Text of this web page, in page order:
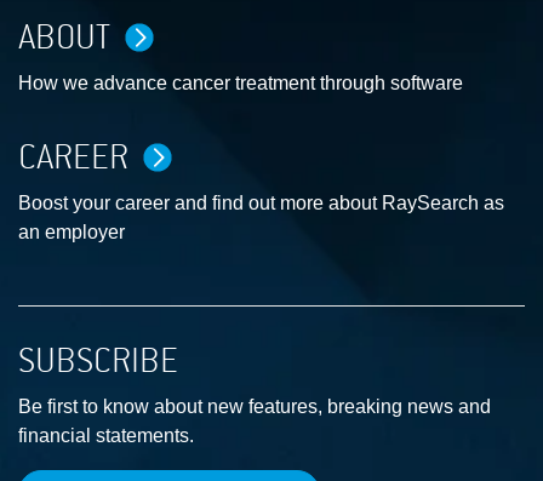
ABOUT
How we advance cancer treatment through software
CAREER
Boost your career and find out more about RaySearch as
an employer
SUBSCRIBE
Be first to know about new features, breaking news and
financial statements.